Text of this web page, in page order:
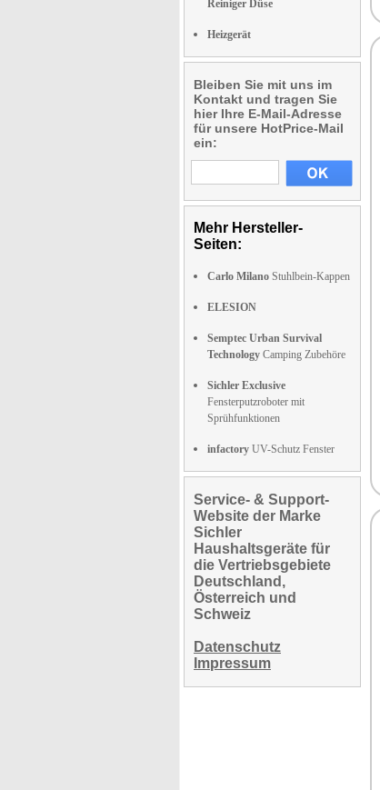
Reiniger Düse
Heizgerät
Bleiben Sie mit uns im
Kontakt und tragen Sie
hier Ihre E-Mail-Adresse
für unsere HotPrice-Mail
ein:
Mehr Hersteller-
Seiten:
Carlo Milano Stuhlbein-Kappen
ELESION
Semptec Urban Survival
Technology Camping Zubehöre
Sichler Exclusive
Fensterputzroboter mit
Sprühfunktionen
infactory UV-Schutz Fenster
Service- & Support-
Website der Marke
Sichler
Haushaltsgeräte für
die Vertriebsgebiete
Deutschland,
Österreich und
Schweiz
Datenschutz
Impressum